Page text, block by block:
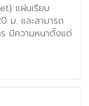
แผ่นเรียบ
ม. และสามารถ
มีความหนาตั้งแต่